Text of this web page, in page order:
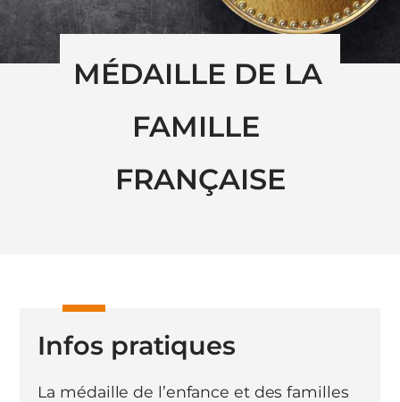
MÉDAILLE DE LA
FAMILLE
FRANÇAISE
Infos pratiques
La médaille de l’enfance et des familles